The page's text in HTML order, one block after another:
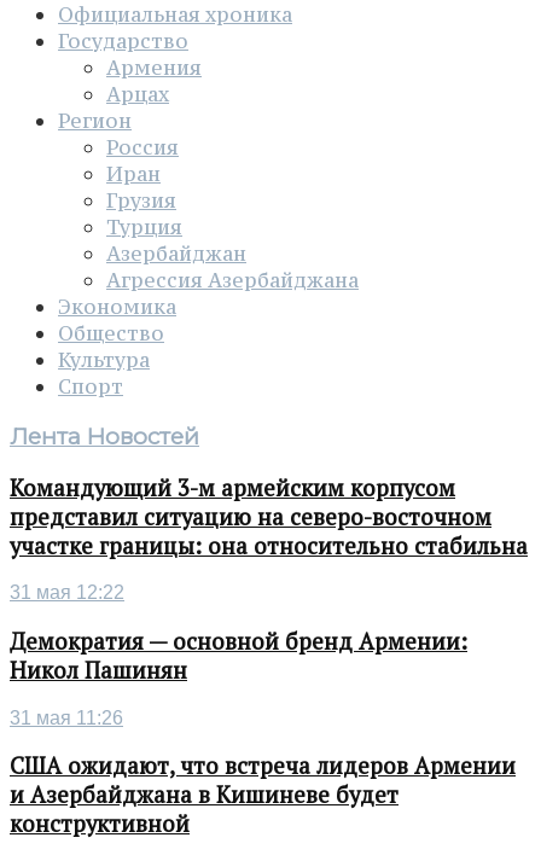
Официальная хроника
Государство
Армения
Арцах
Регион
Россия
Иран
Грузия
Турция
Азербайджан
Агрессия Азербайджана
Экономика
Общество
Культура
Спорт
Лента Новостей
Командующий 3-м армейским корпусом
представил ситуацию на северо-восточном
участке границы: она относительно стабильна
31 мая 12:22
Демократия — основной бренд Армении:
Никол Пашинян
31 мая 11:26
США ожидают, что встреча лидеров Армении
и Азербайджана в Кишиневе будет
конструктивной